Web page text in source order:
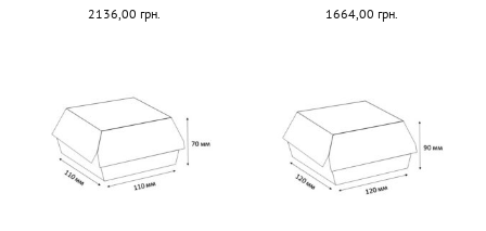
2136,00 грн. 1664,00 грн.